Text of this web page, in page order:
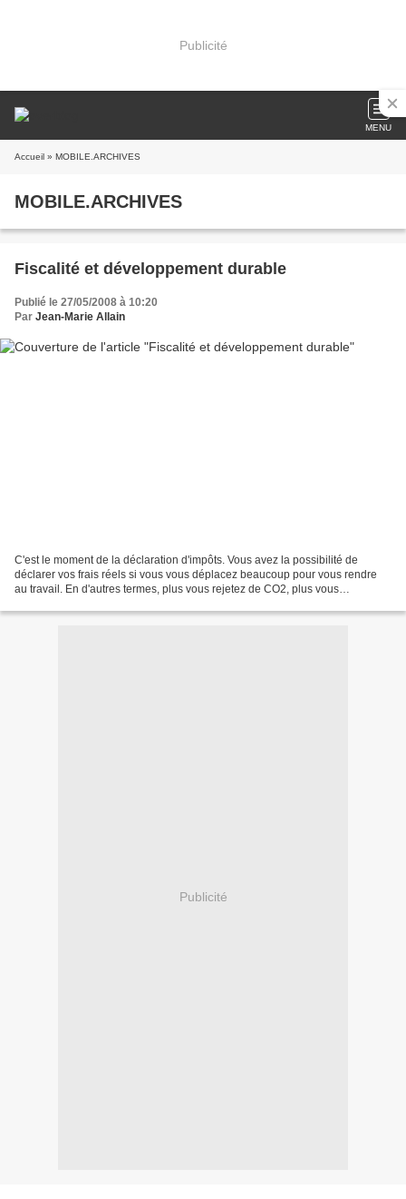
Publicité
MENU
Accueil » MOBILE.ARCHIVES
MOBILE.ARCHIVES
Fiscalité et développement durable
Publié le 27/05/2008 à 10:20
Par Jean-Marie Allain
C'est le moment de la déclaration d'impôts. Vous avez la possibilité de
déclarer vos frais réels si vous vous déplacez beaucoup pour vous rendre
au travail. En d'autres termes, plus vous rejetez de CO2, plus vous
Publicité